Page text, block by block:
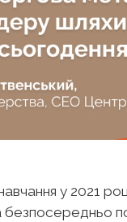
у 2021